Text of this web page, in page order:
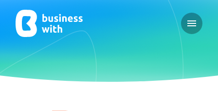
Open